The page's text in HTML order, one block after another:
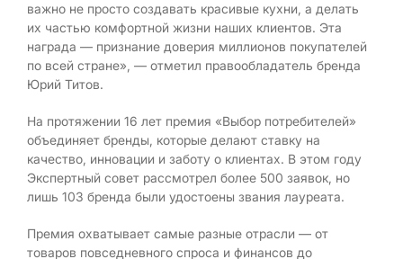
важно не просто создавать красивые кухни, а делать
их частью комфортной жизни наших клиентов. Эта
награда — признание доверия миллионов покупателей
по всей стране», — отметил правообладатель бренда
Юрий Титов.
На протяжении 16 лет премия «Выбор потребителей»
объединяет бренды, которые делают ставку на
качество, инновации и заботу о клиентах. В этом году
Экспертный совет рассмотрел более 500 заявок, но
лишь 103 бренда были удостоены звания лауреата.
Премия охватывает самые разные отрасли — от
товаров повседневного спроса и финансов до